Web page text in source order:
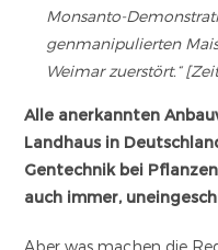
Monsanto-
genmanipulierten
Weimar zuerstört.“
Alle anerkannten
Landhaus in
Gentechnik bei
auch immer,